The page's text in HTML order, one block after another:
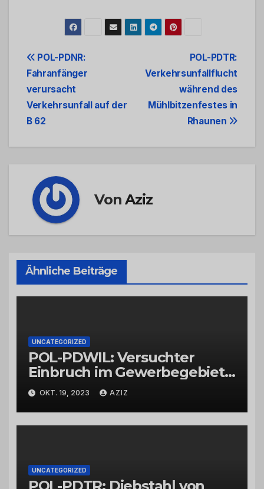
Beitrags-
Navigation
POL-PDTR:
Verkehrsunfallflucht
während des
Mühlbitzenfestes in
Rhaunen
POL-PDNR:
Fahranfänger
verursacht
Verkehrsunfall auf der
B 62
VonAziz
Ähnliche Beiträge
UNCATEGORIZED
POL-PDWIL: Versuchter
Einbruch im Gewerbegebiet
Wittlich
OKT. 19, 2023 AZIZ
UNCATEGORIZED